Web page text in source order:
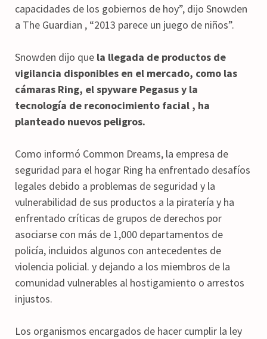
capacidades de los gobiernos de hoy”, dijo Snowden
a The Guardian , “2013 parece un juego de niños”.
Snowden dijo que la llegada de productos de
vigilancia disponibles en el mercado, como las
cámaras Ring, el spyware Pegasus y la
tecnología de reconocimiento facial , ha
planteado nuevos peligros.
Como informó Common Dreams, la empresa de
seguridad para el hogar Ring ha enfrentado desafíos
legales debido a problemas de seguridad y la
vulnerabilidad de sus productos a la piratería y ha
enfrentado críticas de grupos de derechos por
asociarse con más de 1,000 departamentos de
policía, incluidos algunos con antecedentes de
violencia policial. y dejando a los miembros de la
comunidad vulnerables al hostigamiento o arrestos
injustos.
Los organismos encargados de hacer cumplir la ley